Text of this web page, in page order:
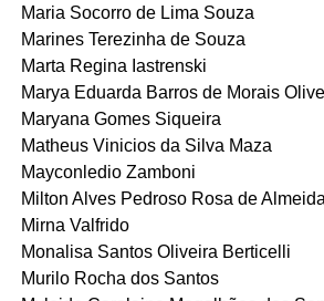
Maria Socorro de Lima Souza
Marines Terezinha de Souza
Marta Regina Iastrenski
Marya Eduarda Barros de Morais
Maryana Gomes Siqueira
Matheus Vinicios da Silva Maza
Mayconledio Zamboni
Milton Alves Pedroso Rosa de
Mirna Valfrido
Monalisa Santos Oliveira Berticelli
Murilo Rocha dos Santos